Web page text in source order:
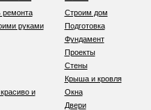
ремонта
руками
и
Строим дом
Подготовка
Фундамент
Проекты
Стены
Крыша и кровля
Окна
Двери